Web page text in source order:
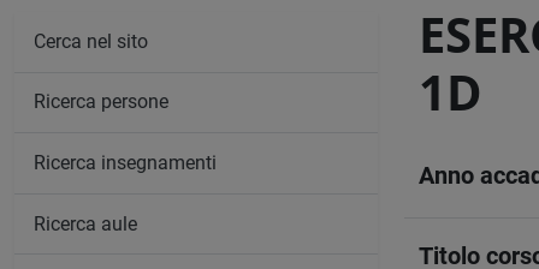
1D
Anno
Titolo
Cerca nel sito
Ricerca persone
Ricerca insegnamenti
Ricerca aule